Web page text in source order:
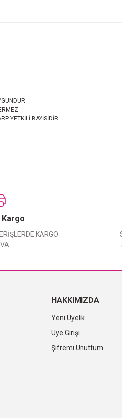
YETKİLİ BAYİSİDİR
KARGO
HAKKIMIZDA
Yeni Üyelik
Üye Girişi
Şifremi Unuttum